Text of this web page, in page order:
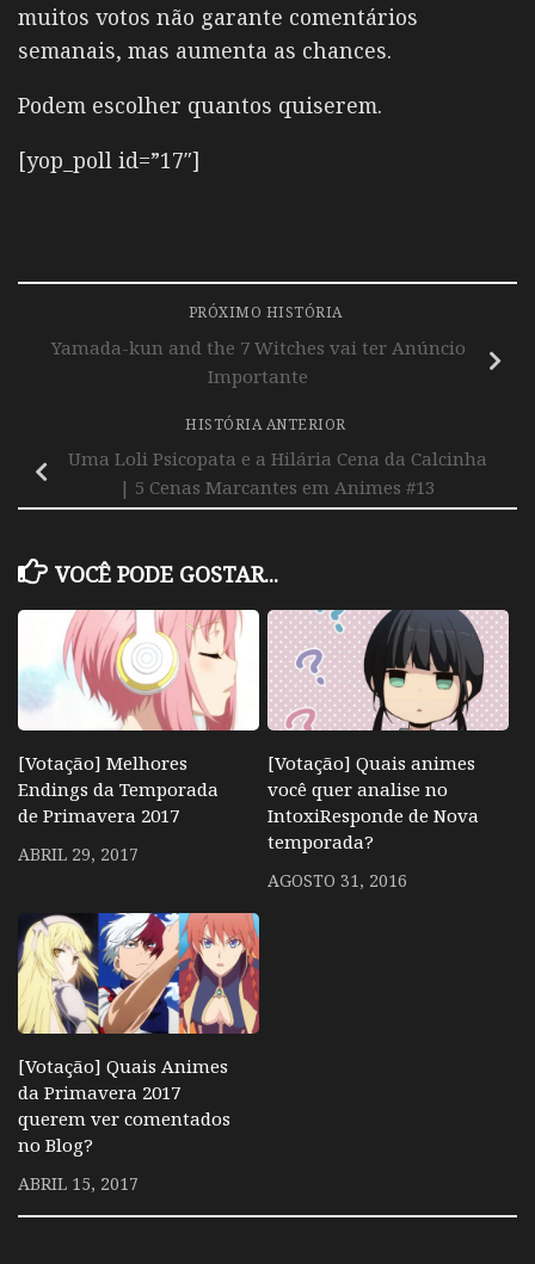
muitos votos não garante comentários
semanais, mas aumenta as chances.
Podem escolher quantos quiserem.
[yop_poll id=”17″]
PRÓXIMO HISTÓRIA
Yamada-kun and the 7 Witches vai ter Anúncio
Importante
HISTÓRIA ANTERIOR
Uma Loli Psicopata e a Hilária Cena da Calcinha
| 5 Cenas Marcantes em Animes #13
VOCÊ PODE GOSTAR...
[Votação] Melhores
Endings da Temporada
de Primavera 2017
ABRIL 29, 2017
[Votação] Quais animes
você quer analise no
IntoxiResponde de Nova
temporada?
AGOSTO 31, 2016
[Votação] Quais Animes
da Primavera 2017
querem ver comentados
no Blog?
ABRIL 15, 2017